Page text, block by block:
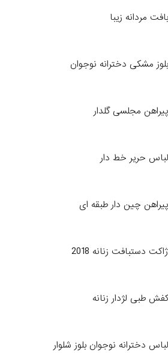
مردانه زیبا
مشکی دخترانه نوجوان
مجلسی گلدار
حریر خط دار
چین دار طبقه ای
دستبافت زنانه 2018
طبی لژدار زنانه
دخترانه نوجوان بلوز شلوار